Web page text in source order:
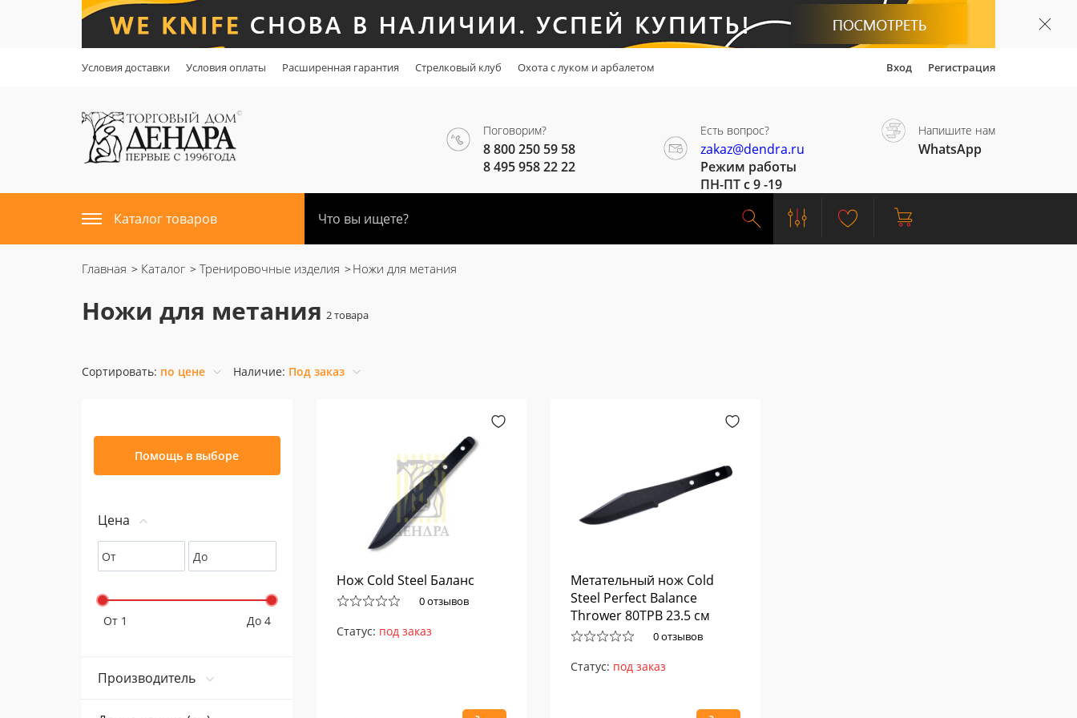
Условия доставки Условия оплаты Расширенная гарантия Стрелковый клуб Охота с луком и арбалетом Вход Регистрация
Поговорим?
8 800 250 59 58
8 495 958 22 22
Есть вопрос?
zakaz@dendra.ru
Режим работы
ПН-ПТ с 9 -19
Напишите нам
WhatsApp
Каталог товаров
Главная Каталог Тренировочные изделия Ножи для метания
Ножи для метания
Сортировать: по цене Наличие: Под заказ
Помощь в выборе
Цена
От До
От 1 До 4
Производитель
Нож Cold Steel Баланс
0 отзывов
Статус: под заказ
Метательный нож Cold
Steel Perfect Balance
Thrower 80TPB 23.5 см
0 отзывов
Статус: под заказ